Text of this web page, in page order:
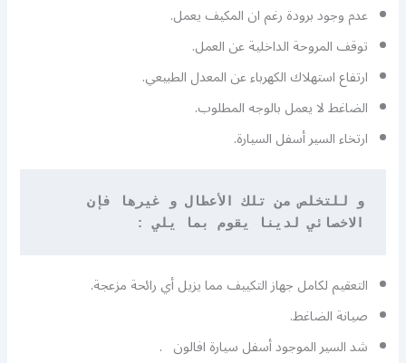
عدم وجود برودة رغم ان المكيف يعمل.
توقف المروحة الداخلية عن العمل.
ارتفاع استهلاك الكهرباء عن المعدل الطبيعي.
الضاغط لا يعمل بالوجه المطلوب.
ارتخاء السير أسفل السيارة.
و للتخلص من تلك الأعطال و غيرها فإن
الاخصائي لدينا يقوم بما يلي :
التعقيم لكامل جهاز التكييف مما يزيل أي رائحة مزعجة.
صيانة الضاغط.
شد السير الموجود أسفل سيارة افالون .